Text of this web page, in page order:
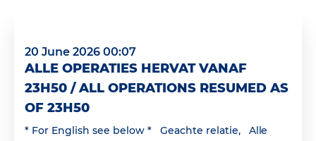
20 June 2026 00:07
ALLE OPERATIES HERVAT VANAF
23H50 / ALL OPERATIONS RESUMED AS
OF 23H50
* For English see below * Geachte relatie, Alle